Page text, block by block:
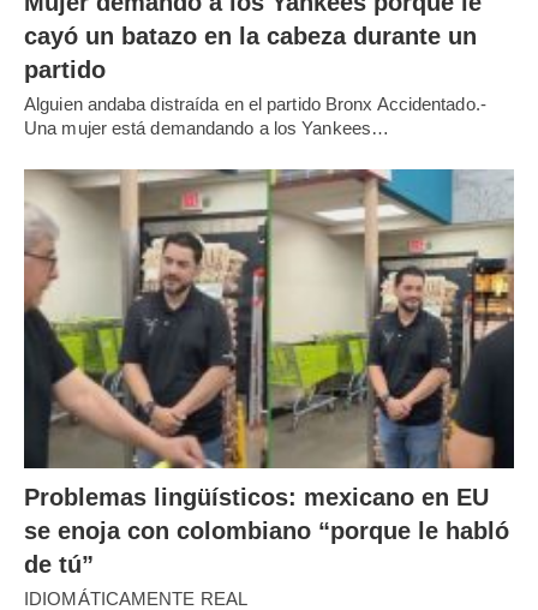
cayó un batazo en la cabeza durante un
partido
Alguien andaba distraída en el partido Bronx Accidentado.-
Una mujer está demandando a los Yankees…
Problemas lingüísticos: mexicano en EU
se enoja con colombiano “porque le habló
de tú”
IDIOMÁTICAMENTE REAL